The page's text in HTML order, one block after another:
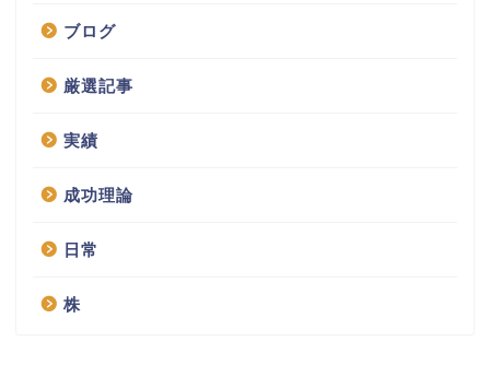
ブログ
厳選記事
実績
成功理論
日常
株